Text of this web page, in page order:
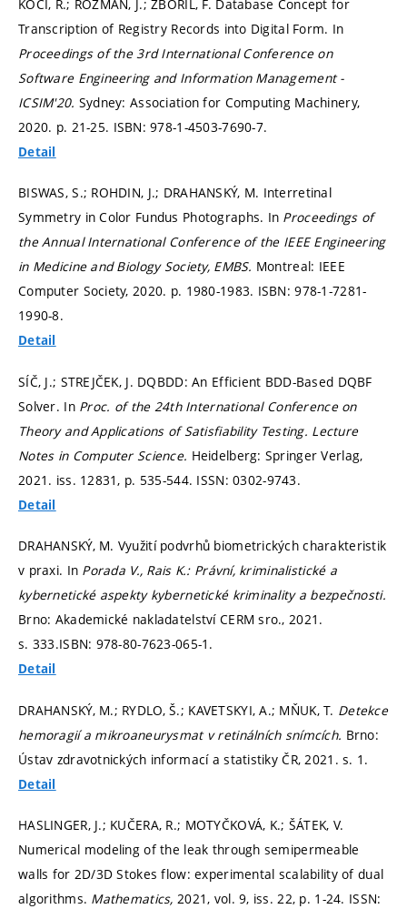
KOČÍ, R.; ROZMAN, J.; ZBOŘIL, F. Database Concept for
Transcription of Registry Records into Digital Form. In
Proceedings of the 3rd International Conference on
Software Engineering and Information Management -
ICSIM'20. Sydney: Association for Computing Machinery,
2020. p. 21-25. ISBN: 978-1-4503-7690-7.
Detail
BISWAS, S.; ROHDIN, J.; DRAHANSKÝ, M. Interretinal
Symmetry in Color Fundus Photographs. In Proceedings of
the Annual International Conference of the IEEE Engineering
in Medicine and Biology Society, EMBS. Montreal: IEEE
Computer Society, 2020. p. 1980-1983. ISBN: 978-1-7281-
1990-8.
Detail
SÍČ, J.; STREJČEK, J. DQBDD: An Efficient BDD-Based DQBF
Solver. In Proc. of the 24th International Conference on
Theory and Applications of Satisfiability Testing. Lecture
Notes in Computer Science. Heidelberg: Springer Verlag,
2021. iss. 12831, p. 535-544. ISSN: 0302-9743.
Detail
DRAHANSKÝ, M. Využití podvrhů biometrických charakteristik
v praxi. In Porada V., Rais K.: Právní, kriminalistické a
kybernetické aspekty kybernetické kriminality a bezpečnosti.
Brno: Akademické nakladatelství CERM sro., 2021.
s. 333.ISBN: 978-80-7623-065-1.
Detail
DRAHANSKÝ, M.; RYDLO, Š.; KAVETSKYI, A.; MŇUK, T. Detekce
hemoragií a mikroaneurysmat v retinálních snímcích. Brno:
Ústav zdravotnických informací a statistiky ČR, 2021.s. 1.
Detail
HASLINGER, J.; KUČERA, R.; MOTYČKOVÁ, K.; ŠÁTEK, V.
Numerical modeling of the leak through semipermeable
walls for 2D/3D Stokes flow: experimental scalability of dual
algorithms. Mathematics,2021, vol. 9, iss. 22, p. 1-24. ISSN: